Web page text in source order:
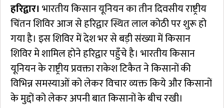
हरिद्वार। भारतीय किसान यूनियन का तीन दिवसीय राष्ट्रीय
चिंतन शिविर आज से हरिद्वार स्थित लाल कोठी पर शुरू हो
गया है। इस शिविर में देश भर से बड़ी संख्या में किसान
शिविर मे शामिल होने हरिद्वार पहुँचे है। भारतीय किसान
यूनियन के राष्ट्रीय प्रवक्ता राकेश टिकैत ने किसानों की
विभिन्न समस्याओं को लेकर विचार व्यक्त किये और किसानों
के मुद्दों को लेकर अपनी बात किसानों के बीच रखी।